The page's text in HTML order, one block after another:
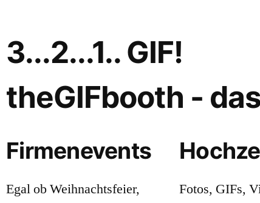
3...2...1.. GIF!
theGIFbooth -
Firmenevents
Egal ob Weihnachtsfeier,
Fotos, GIFs,